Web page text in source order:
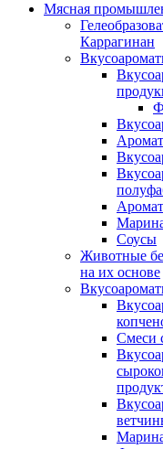
Мясная
Каррагинан
Соусы
Животные
на их основе
Смеси